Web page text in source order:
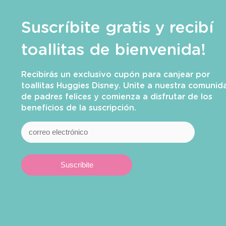
Suscríbite gratis y recibí
toallitas de bienvenida!
Recibirás un exclusivo cupón para canjear por
toallitas Huggies Disney. Unite a nuestra
de padres felices y comienza a disfrutar de los
beneficios de la suscripción.